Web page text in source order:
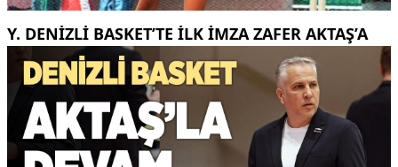
Y. DENIZLI BASKET’TE ILK IMZA ZAFER AKTAŞ’A